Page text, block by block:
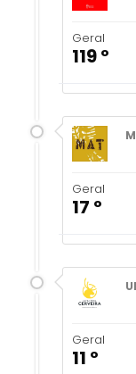
Geral
119 º
Geral
17 º
Geral
11 º